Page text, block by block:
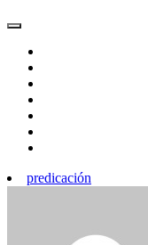
predicación